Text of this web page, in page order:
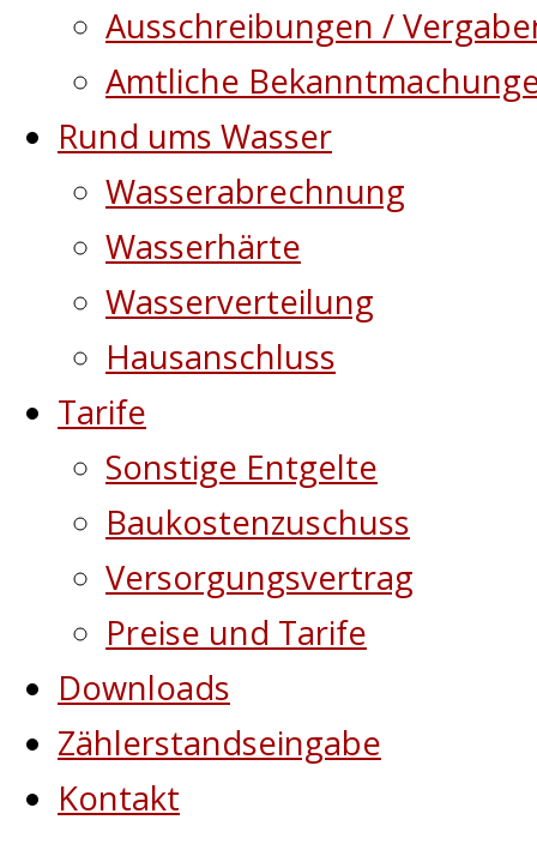
Ausschreibungen /
Amtliche
Rund ums Wasser
Wasserabrechnung
Wasserhärte
Wasserverteilung
Hausanschluss
Tarife
Sonstige Entgelte
Baukostenzuschuss
Versorgungsvertrag
Preise und Tarife
Downloads
Zählerstandseingabe
Kontakt